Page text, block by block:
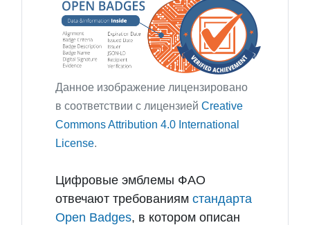
Данное изображение лицензировано
в соответствии с лицензией Creative
Commons Attribution 4.0 International
License.
Цифровые эмблемы ФАО
отвечают требованиям стандарта
Open Badges, в котором описан